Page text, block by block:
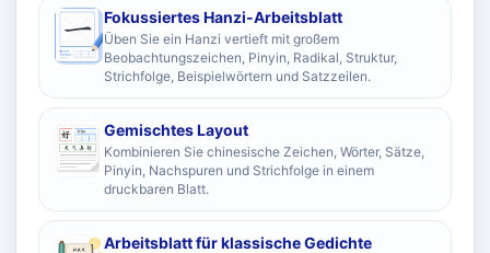
Fokussiertes Hanzi-Arbeitsblatt
Üben Sie ein Hanzi vertieft mit großem
Beobachtungszeichen, Pinyin, Radikal, Struktur,
Strichfolge, Beispielwörtern und Satzzeilen.
Gemischtes Layout
Kombinieren Sie chinesische Zeichen, Wörter, Sätze,
Pinyin, Nachspuren und Strichfolge in einem
druckbaren Blatt.
Arbeitsblatt für klassische Gedichte